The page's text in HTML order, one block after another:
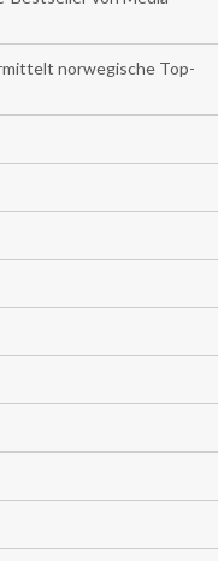
norwegische Top-